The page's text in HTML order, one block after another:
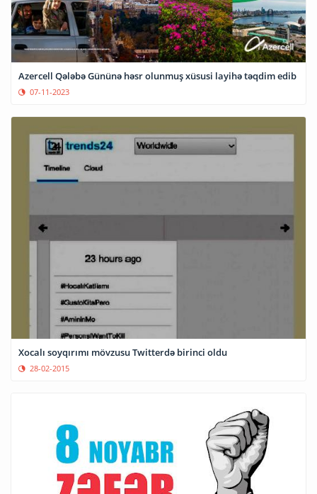
Azercell Qələbə Gününə həsr olunmuş xüsusi layihə təqdim edib
07-11-2023
Xocalı soyqırımı mövzusu Twitterdə birinci oldu
28-02-2015